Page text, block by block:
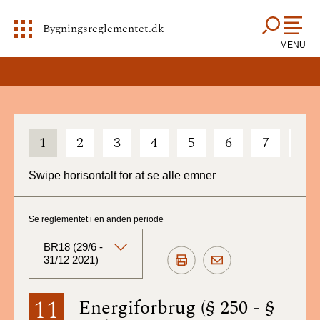
Bygningsreglementet.dk
MENU
1 2 3 4 5 6 7
Swipe horisontalt for at se alle emner
11 Energiforbrug (§ 250 - §
Se reglementet i en anden periode
BR18 (29/6 -
31/12 2021)
BR18 (Aktuelt)